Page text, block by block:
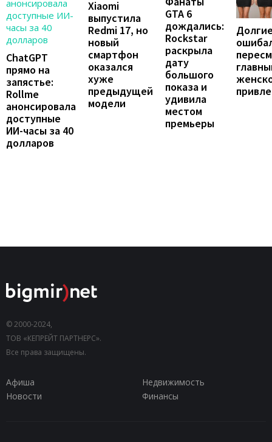
ChatGPT
прямо на
запястье:
Rollme
анонсировала
доступные
ИИ-часы за 40
долларов
Xiaomi
выпустила
Redmi 17, но
новый
смартфон
оказался
хуже
предыдущей
модели
GTA 6
дождались:
Rockstar
раскрыла
дату
большого
показа и
удивила
местом
премьеры
© 2000-2024,
ТОВ «КЕПРЕЙТ ПАРТНЕРС».
Все права защищены.
Афиша
Недвижимость
Новости
Финансы